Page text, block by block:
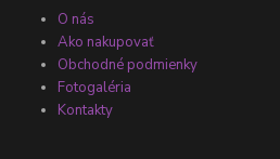
O nás
Ako nakupovať
Obchodné podmienky
Fotogaléria
Kontakty